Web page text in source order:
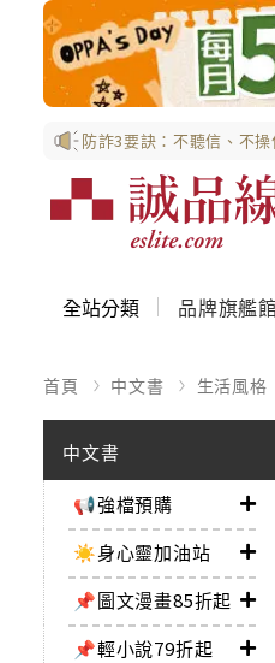
防詐3要訣：不聽信、不
全站分類 品牌旗艦館
首頁 中文書 生活風格
中文書
📢強檔預購
☀️身心靈加油站
📌圖文漫畫85折起
📌輕小說79折起